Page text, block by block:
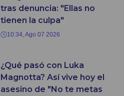
tras denuncia: "Ellas no
tienen la culpa"
10:34, Ago 07 2026
¿Qué pasó con Luka
Magnotta? Así vive hoy el
asesino de "No te metas